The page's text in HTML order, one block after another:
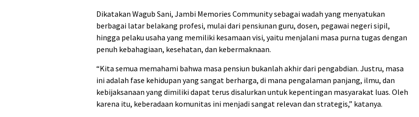
Dikatakan Wagub Sani, Jambi Memories Community sebagai wadah yang menyatukan
berbagai latar belakang profesi, mulai dari pensiunan guru, dosen, pegawai negeri sipil,
hingga pelaku usaha yang memiliki kesamaan visi, yaitu menjalani masa purna tugas dengan
penuh kebahagiaan, kesehatan, dan kebermaknaan.
“Kita semua memahami bahwa masa pensiun bukanlah akhir dari pengabdian. Justru, masa
ini adalah fase kehidupan yang sangat berharga, di mana pengalaman panjang, ilmu, dan
kebijaksanaan yang dimiliki dapat terus disalurkan untuk kepentingan masyarakat luas. Oleh
karena itu, keberadaan komunitas ini menjadi sangat relevan dan strategis,” katanya.